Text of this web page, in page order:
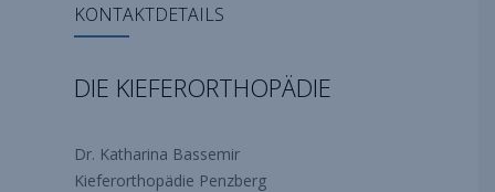
KONTAKTDETAILS
DIE KIEFERORTHOPÄDIE
Dr. Katharina Bassemir
Kieferorthopädie Penzberg